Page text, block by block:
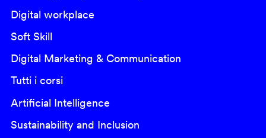
Digital workplace
Soft Skill
Digital Marketing & Communication
Tutti i corsi
Artificial Intelligence
Sustainability and Inclusion